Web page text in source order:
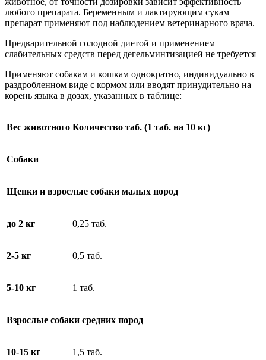
любого препарата. Беременным и лактирующим сукам
препарат применяют под наблюдением ветеринарного врача.
Предварительной голодной диетой и применением
слабительных средств перед дегельминтизацией не требуется
Применяют собакам и кошкам однократно, индивидуально в
раздробленном виде с кормом или вводят принудительно на
корень языка в дозах, указанных в таблице:
Вес животного Количество таб. (1 таб. на 10 кг)
Собаки
Щенки и взрослые собаки малых пород
до 2 кг 0,25 таб.
2-5 кг 0,5 таб.
5-10 кг 1 таб.
Взрослые собаки средних пород
10-15 кг 1,5 таб.